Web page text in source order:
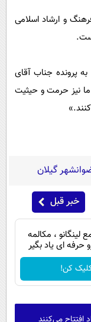
و ارشاد اسلامی
پرونده جناب آقای
نیز حرمت و حیثیت
گیلان
خبر قبل
لینگانو ، مکالمه
حرفه ای یاد بگیر
کن!